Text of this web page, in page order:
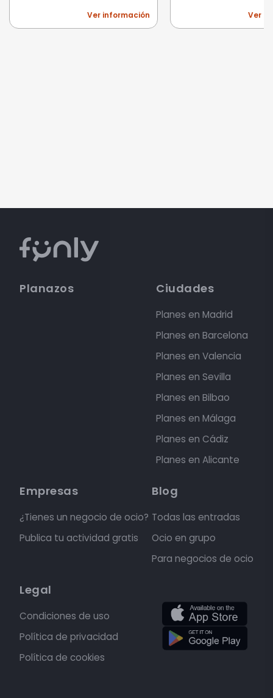
Ver información
Ver
Planazos Ciudades
Planes en Madrid
Planes en Barcelona
Planes en Valencia
Planes en Sevilla
Planes en Bilbao
Planes en Málaga
Planes en Cádiz
Planes en Alicante
Empresas
¿Tienes un negocio de ocio?
Publica tu actividad gratis
Blog
Todas las entradas
Ocio en grupo
Para negocios de ocio
Legal
Condiciones de uso
Política de privacidad
Política de cookies